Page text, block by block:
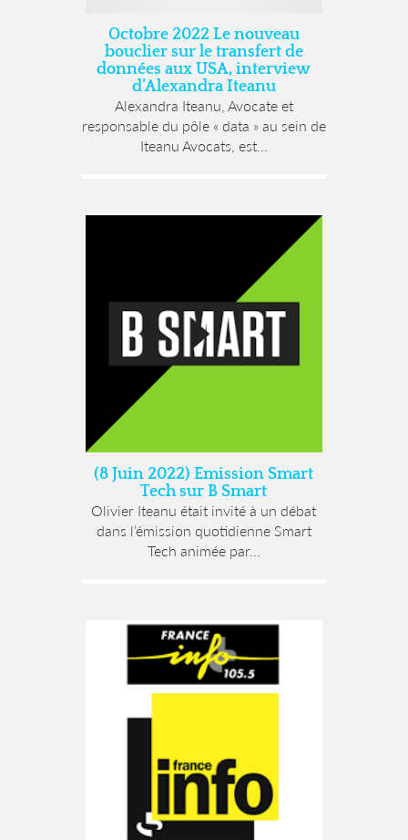
Octobre 2022 Le nouveau
bouclier sur le transfert de
données aux USA, interview
d’Alexandra Iteanu
Alexandra Iteanu, Avocate et
responsable du pôle « data » au sein de
Iteanu Avocats, est...
(8 Juin 2022) Emission Smart
Tech sur B Smart
Olivier Iteanu était invité à un débat
dans l’émission quotidienne Smart
Tech animée par...